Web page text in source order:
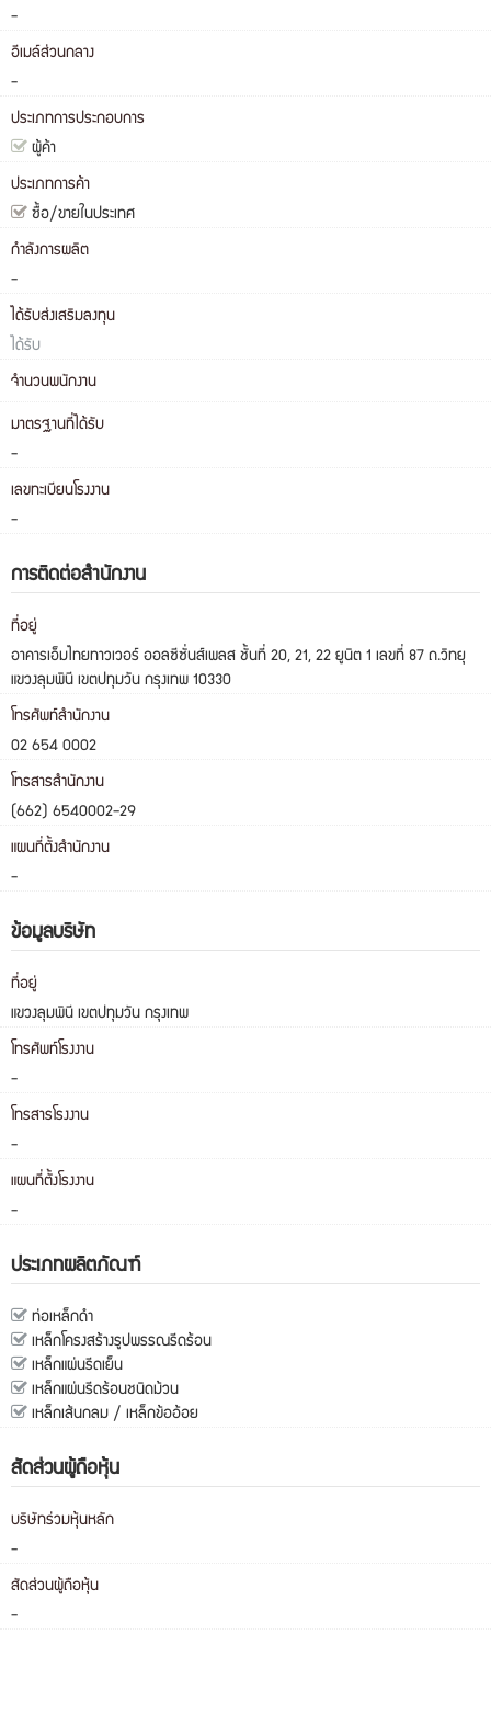
-
อีเมล์ส่วนกลาง
-
ประเภทการประกอบการ
ผู้ค้า
ประเภทการค้า
ซื้อ/ขายในประเทศ
กำลังการผลิต
-
ได้รับส่งเสริมลงทุน
ได้รับ
จำนวนพนักงาน
มาตรฐานที่ได้รับ
-
เลขทะเบียนโรงงาน
-
การติดต่อสำนักงาน
ที่อยู่
อาคารเอ็มไทยทาวเวอร์ ออลซีซั่นส์เพลส ชั้นที่ 20, 21, 22 ยูนิต 1 เลขที่ 87 ถ.วิทยุ
แขวงลุมพินี เขตปทุมวัน กรุงเทพ 10330
โทรศัพท์สำนักงาน
02 654 0002
โทรสารสำนักงาน
(662) 6540002-29
แผนที่ตั้งสำนักงาน
-
ข้อมูลบริษัท
ที่อยู่
แขวงลุมพินี เขตปทุมวัน กรุงเทพ
โทรศัพท์โรงงาน
-
โทรสารโรงงาน
-
แผนที่ตั้งโรงงาน
-
ประเภทผลิตภัณฑ์
ท่อเหล็กดำ
เหล็กโครงสร้างรูปพรรณรีดร้อน
เหล็กแผ่นรีดเย็น
เหล็กแผ่นรีดร้อนชนิดม้วน
เหล็กเส้นกลม / เหล็กข้ออ้อย
สัดส่วนผู้ถือหุ้น
บริษัทร่วมหุ้นหลัก
-
สัดส่วนผู้ถือหุ้น
-